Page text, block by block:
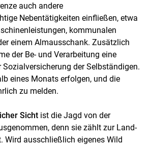
auch andere
Nebentätigkeiten einfließen, etwa
kommunalen
einem Almausschank. Zusätzlich
der Be- und Verarbeitung eine
der Selbständigen.
eines Monats erfolgen, und die
zu melden.
Sichtist die Jagd von der
denn sie zählt zur Land-
Wird ausschließlich eigenes Wild